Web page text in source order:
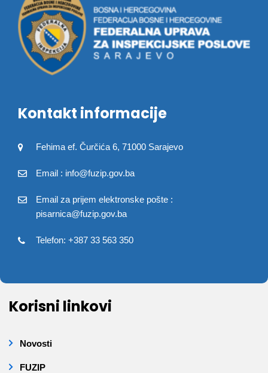
Kontakt informacije
Fehima ef. Čurčića 6, 71000 Sarajevo
Email : info@fuzip.gov.ba
Email za prijem elektronske pošte :
pisarnica@fuzip.gov.ba
Telefon: +387 33 563 350
Korisni linkovi
Novosti
FUZIP